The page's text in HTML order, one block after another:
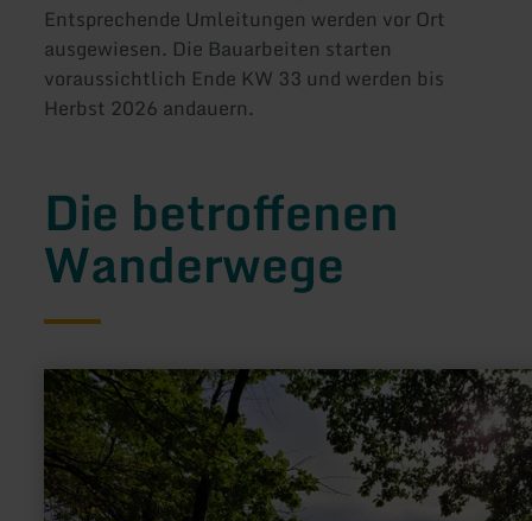
Entsprechende Umleitungen werden vor Ort
ausgewiesen. Die Bauarbeiten starten
voraussichtlich Ende KW 33 und werden bis
Herbst 2026 andauern.
Die betroffenen
Wanderwege
mehr
erfahren
zu:
34
-
Öm
de
Kier